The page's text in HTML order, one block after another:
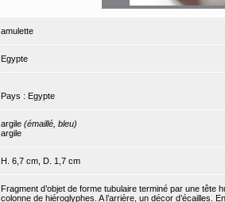
amulette
Egypte
Pays : Egypte
argile (émaillé, bleu)
argile
H. 6,7 cm, D. 1,7 cm
Fragment d’objet de forme tubulaire terminé par une tête
colonne de hiéroglyphes. A l’arrière, un décor d’écailles.